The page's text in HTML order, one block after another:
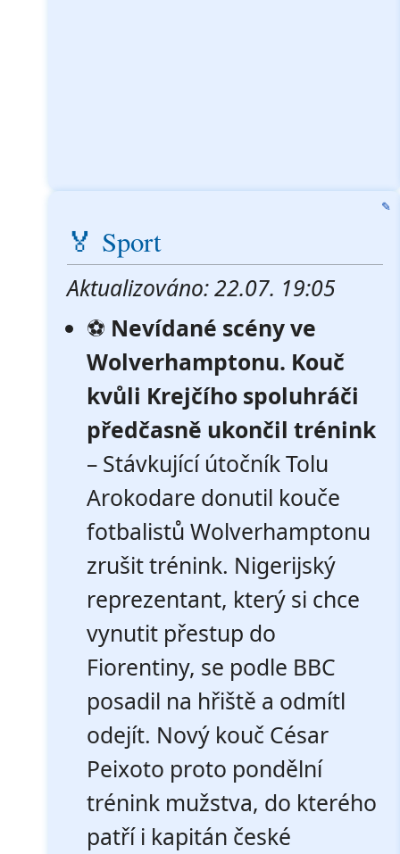
✎
🏅 Sport
Aktualizováno: 22.07. 19:05
⚽ Nevídané scény ve
Wolverhamptonu. Kouč
kvůli Krejčího spoluhráči
předčasně ukončil trénink
– Stávkující útočník Tolu
Arokodare donutil kouče
fotbalistů Wolverhamptonu
zrušit trénink. Nigerijský
reprezentant, který si chce
vynutit přestup do
Fiorentiny, se podle BBC
posadil na hřiště a odmítl
odejít. Nový kouč César
Peixoto proto pondělní
trénink mužstva, do kterého
patří i kapitán české